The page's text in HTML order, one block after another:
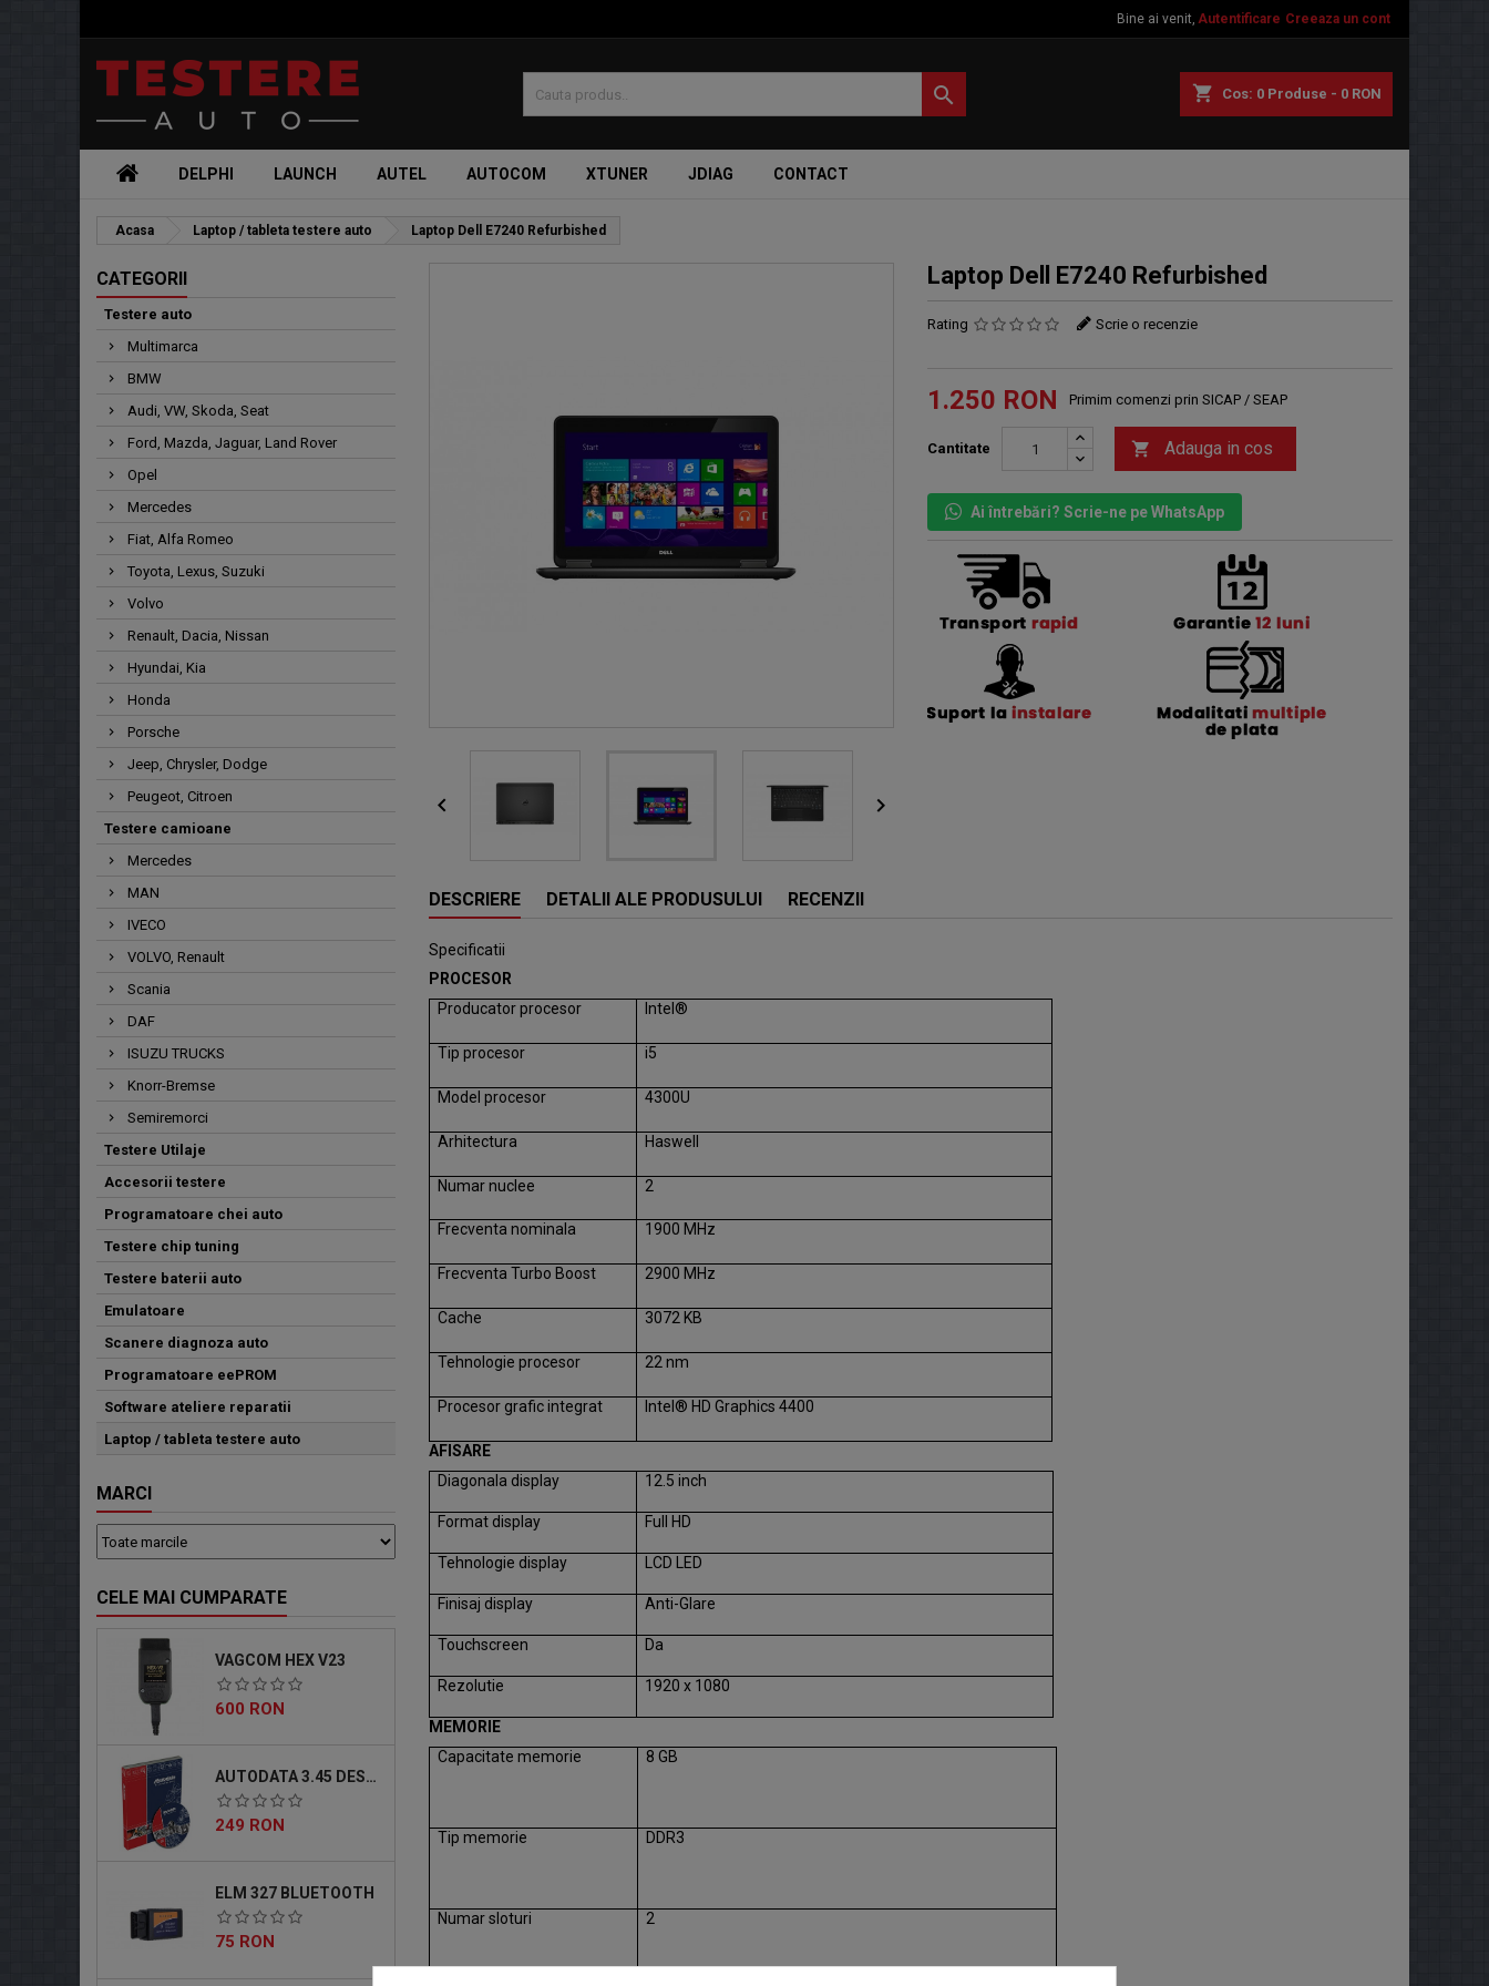
Bine ai venit, Autentificare Creeaza un cont
shopping_cart Cos: 0 Produse - 0 RON

DELPHI LAUNCH AUTEL AUTOCOM XTUNER JDIAG CONTACT
Acasa Laptop / tableta testere auto Laptop Dell E7240 Refurbished
CATEGORII
Testere auto
Multimarca
BMW
Audi, VW, Skoda, Seat
Ford, Mazda, Jaguar, Land Rover
Opel
Mercedes
Fiat, Alfa Romeo
Toyota, Lexus, Suzuki
Volvo
Renault, Dacia, Nissan
Hyundai, Kia
Honda
Porsche
Jeep, Chrysler, Dodge
Peugeot, Citroen
Testere camioane
Mercedes
MAN
IVECO
VOLVO, Renault
Scania
DAF
ISUZU TRUCKS
Knorr-Bremse
Semiremorci
Testere Utilaje
Accesorii testere
Programatoare chei auto
Testere chip tuning
Testere baterii auto
Emulatoare
Scanere diagnoza auto
Programatoare eePROM
Software ateliere reparatii
Laptop / tableta testere auto
MARCI
CELE MAI CUMPARATE
VAGCOM HEX V23
Pret
600 RON
AUTODATA 3.45 DESCARCABIL
Pret
249 RON
ELM 327 BLUETOOTH
Pret
75 RON
 
Laptop Dell E7240 Refurbished
Rating Scrie o recenzie
1.250 RON Primim comenzi prin SICAP / SEAP
Cantitate  Adauga in cos
Ai întrebări? Scrie-ne pe WhatsApp
DESCRIERE DETALII ALE PRODUSULUI RECENZII
Specificatii
PROCESOR
Producator procesor
Intel®
Tip procesor i5
Model procesor 4300U
Arhitectura Haswell
Numar nuclee 2
Frecventa nominala 1900 MHz
Frecventa Turbo Boost 2900 MHz
Cache 3072 KB
Tehnologie procesor 22 nm
Procesor grafic integrat Intel® HD Graphics 4400
AFISARE
Diagonala display
12.5 inch
Format display Full HD
Tehnologie display LCD LED
Finisaj display Anti-Glare
Touchscreen Da
Rezolutie 1920 x 1080
MEMORIE
Capacitate memorie
8 GB
Tip memorie DDR3
Numar sloturi 2